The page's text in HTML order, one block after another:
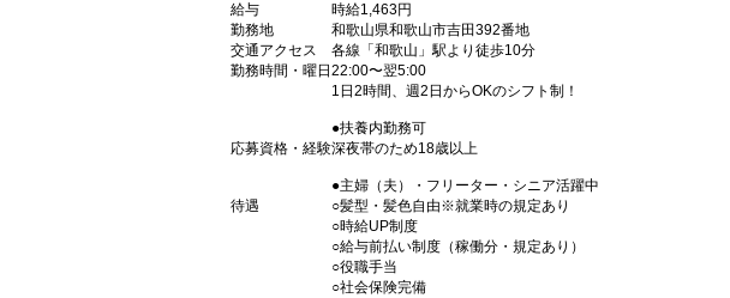
給与
時給1,463円
勤務地
和歌山県和歌山市吉田392番地
交通アクセス
各線「和歌山」駅より徒歩10分
勤務時間・曜日 22:00〜翌5:00
1日2時間、週2日からOKのシフト制！
●扶養内勤務可
応募資格・経験深夜帯のため18歳以上
●主婦（夫）・フリーター・シニア活躍中
待遇
○髪型・髪色自由※就業時の規定あり
○時給UP制度
○給与前払い制度（稼働分・規定あり）
○役職手当
○社会保険完備